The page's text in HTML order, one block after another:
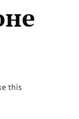
this